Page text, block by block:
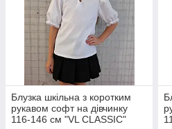
Блузка шкільна з коротким
рукавом софт на дівчинку
116-146 см "VL CLASSIC"